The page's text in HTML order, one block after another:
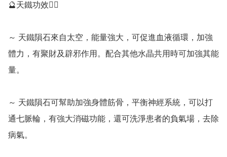
🔮天鐵功效💁‍♀️
～ 天鐵隕石來自太空，能量強大，可促進血液循環，加強
體力，有聚財及辟邪作用。配合其他水晶共用時可加強其能
量。
～ 天鐵隕石可幫助加強身體筋骨，平衡神經系統，可以打
通七脈輪，有強大消磁功能，還可洗淨患者的負氣場，去除
病氣。